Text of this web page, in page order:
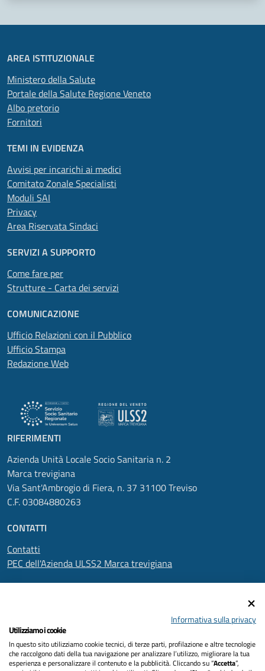
AREA ISTITUZIONALE
Ministero della Salute
Portale della Salute Regione Veneto
Albo pretorio
Fornitori
TEMI IN EVIDENZA
Avvisi per incarichi ai medici
Comitato Zonale Specialisti
Moduli SAI
Privacy
Area Riservata Sindaci
SERVIZI A SUPPORTO
Come fare per
Strutture - Carta dei servizi
COMUNICAZIONE
Ufficio Relazioni con il Pubblico
Ufficio Stampa
Redazione Web
RIFERIMENTI
Azienda Unità Locale Socio Sanitaria n. 2
Marca trevigiana
Via Sant'Ambrogio di Fiera, n. 37 31100 Treviso
C.F. 03084880263
CONTATTI
Contatti
PEC dell'Azienda ULSS2 Marca trevigiana
Informativa privacy
Informativa sulla privacy
Utilizziamo i cookie
In questo sito utilizziamo cookie tecnici, di terze parti, profilazione e altre tecnologie
che raccolgono dati della tua navigazione per analizzare l’utilizzo, migliorare la tua
esperienza e personalizzare il contenuto e la pubblicità. Cliccando su “Accetta”,